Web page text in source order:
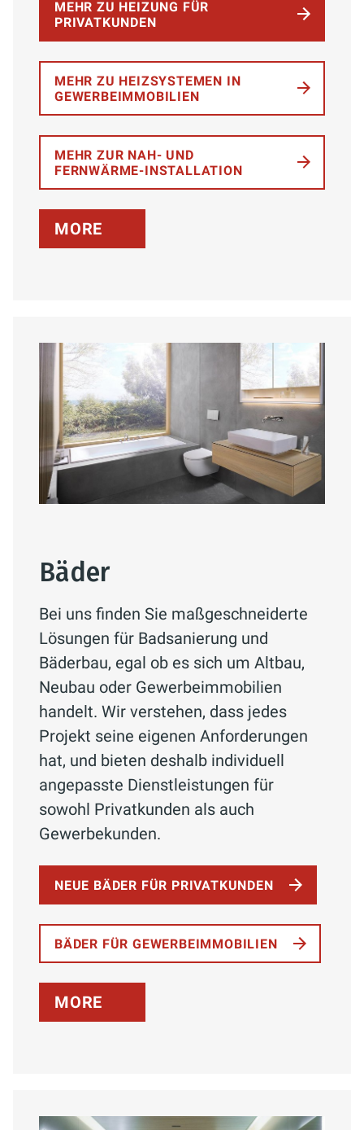
MEHR ZU HEIZUNG FÜR
PRIVATKUNDEN
MEHR ZU HEIZSYSTEMEN IN
GEWERBEIMMOBILIEN
MEHR ZUR NAH- UND
FERNWÄRME-INSTALLATION
MORE
Bäder
Bei uns finden Sie maßgeschneiderte
Lösungen für Badsanierung und
Bäderbau, egal ob es sich um Altbau,
Neubau oder Gewerbeimmobilien
handelt. Wir verstehen, dass jedes
Projekt seine eigenen Anforderungen
hat, und bieten deshalb individuell
angepasste Dienstleistungen für
sowohl Privatkunden als auch
Gewerbekunden.
NEUE BÄDER FÜR PRIVATKUNDEN
BÄDER FÜR GEWERBEIMMOBILIEN
MORE